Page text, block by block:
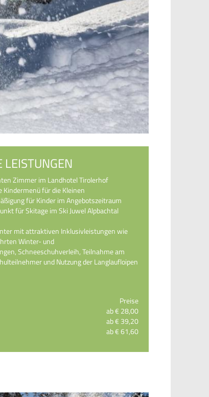
LEISTUNGEN
Zimmer im Landhotel Tirolerhof
für die Kleinen
für Kinder im Angebotszeitraum
für Skitage im Ski Juwel Alpbachtal
mit attraktiven Inklusivleistungen wie
Winter- und
Schneeschuhverleih, Teilnahme am
und Nutzung der Langlaufloipen
Preise
ab € 28,00
ab € 39,20
ab € 61,60